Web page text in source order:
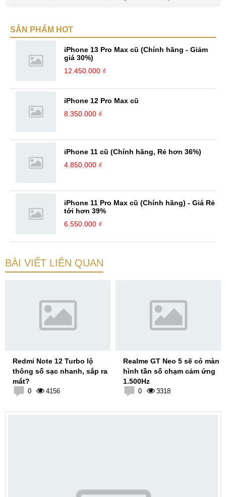
hiểu biết mới mẻ và thú vị. Tinh thần tự giác và sự chuyên nghiệp là
SẢN PHẨM HOT
iPhone 13 Pro Max cũ (Chính hãng - Giảm
giá 30%)
12.450.000 ₫
iPhone 12 Pro Max cũ
8.350.000 ₫
iPhone 11 cũ (Chính hãng, Rẻ hơn 36%)
4.850.000 ₫
iPhone 11 Pro Max cũ (Chính hãng) - Giá Rẻ
tới hơn 39%
6.550.000 ₫
BÀI VIẾT LIÊN QUAN
Redmi Note 12 Turbo lộ
thông số sạc nhanh, sắp ra
mắt?
0 4156
Realme GT Neo 5 sẽ có màn
hình tần số chạm cảm ứng
1.500Hz
0 3318